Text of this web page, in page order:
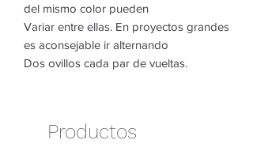
del mismo color pueden
Variar entre ellas. En proyectos grandes
es aconsejable ir alternando
Dos ovillos cada par de vueltas.
Productos